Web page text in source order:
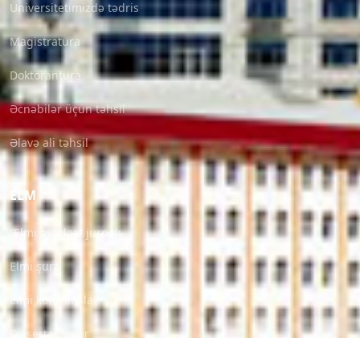
Universitetimizdə tədris
Magistratura
Doktorantura
Əcnəbilər üçün təhsil
Əlavə ali təhsil
ELM
“Elmi əsərlər” jurnalı
Elmi şura
Elmi konfranslar
Dissertasiyalar